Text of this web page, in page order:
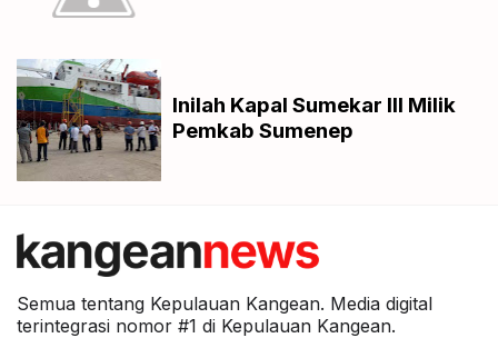
Inilah Kapal Sumekar III Milik
Pemkab Sumenep
Semua tentang Kepulauan Kangean. Media digital
terintegrasi nomor #1 di Kepulauan Kangean.